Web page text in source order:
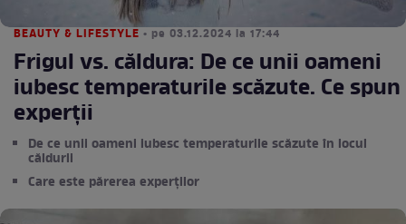
BEAUTY & LIFESTYLE • pe 03.12.2024 la 17:44
Frigul vs. căldura: De ce unii oameni
iubesc temperaturile scăzute. Ce spun
experții
De ce unii oameni iubesc temperaturile scăzute în locul
căldurii
Care este părerea experților